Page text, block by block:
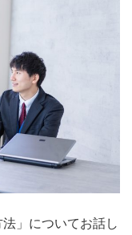
」についてお話し